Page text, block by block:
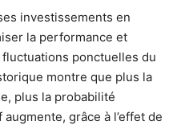
investissements en
la performance et
ponctuelles du
montre que plus la
plus la probabilité
grâce à l’effet de